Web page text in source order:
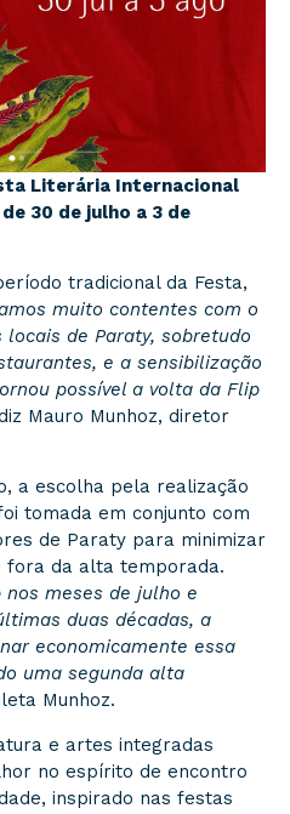
Literária Internacional
30 de julho a 3 de
tradicional da Festa,
muito contentes com o
de Paraty, sobretudo
e a sensibilização
possível a volta da Flip
Mauro Munhoz, diretor
a escolha pela realização
tomada em conjunto com
de Paraty para minimizar
fora da alta temporada.
meses de julho e
duas décadas, a
economicamente essa
uma segunda alta
Munhoz.
e artes integradas
no espírito de encontro
inspirado nas festas